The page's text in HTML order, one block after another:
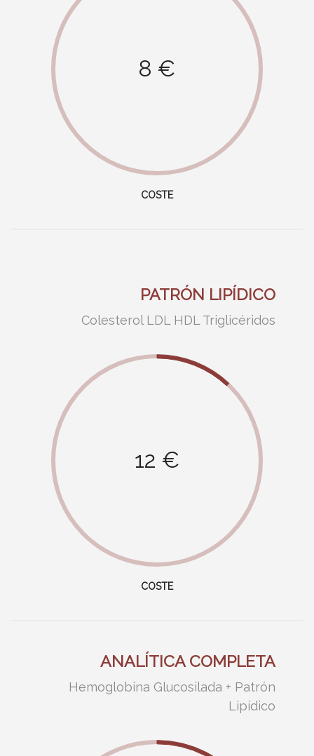
8 €
COSTE
PATRÓN LIPÍDICO
Colesterol LDL HDL Triglicéridos
12 €
COSTE
ANALÍTICA COMPLETA
Hemoglobina Glucosilada + Patrón
Lipídico